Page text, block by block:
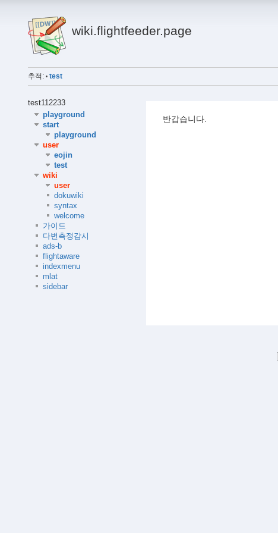
wiki.flightfeeder.page
추적: • test
test112233
playground
start
playground
user
eojin
test
wiki
user
dokuwiki
syntax
welcome
가이드
다변측정감시
ads-b
flightaware
indexmenu
mlat
sidebar
반갑습니다.